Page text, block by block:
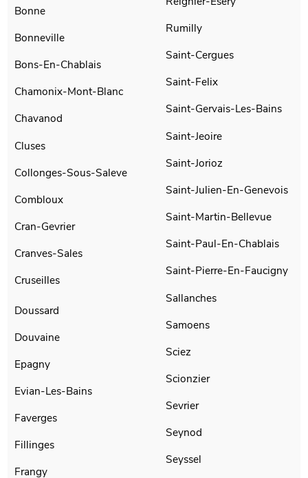
Bonne
Bonneville
Bons-En-Chablais
Chamonix-Mont-Blanc
Chavanod
Cluses
Collonges-Sous-Saleve
Combloux
Cran-Gevrier
Cranves-Sales
Cruseilles
Doussard
Douvaine
Epagny
Evian-Les-Bains
Faverges
Fillinges
Frangy
Rumilly
Saint-Cergues
Saint-Felix
Saint-Gervais-Les-Bains
Saint-Jeoire
Saint-Jorioz
Saint-Julien-En-Genevois
Saint-Martin-Bellevue
Saint-Paul-En-Chablais
Saint-Pierre-En-Faucigny
Sallanches
Samoens
Sciez
Scionzier
Sevrier
Seynod
Seyssel